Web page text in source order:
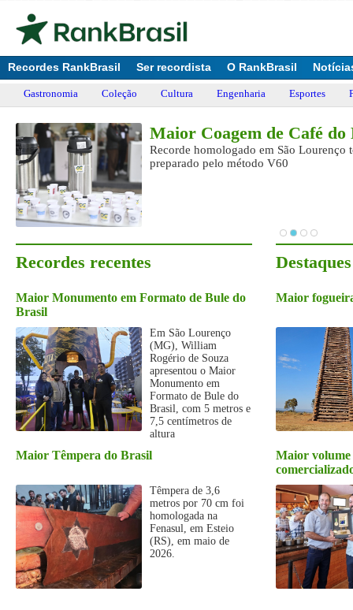
Recordes RankBrasil Ser recordista O RankBrasil
Gastronomia Coleção Cultura Engenharia Esportes
Maior Coagem de Café do
Recorde homologado em São Lourenço
preparado pelo método V60
Recordes recentes
Maior Monumento em Formato de Bule do
Brasil
Em São Lourenço
(MG), William
Rogério de Souza
apresentou o Maior
Monumento em
Formato de Bule do
Brasil, com 5 metros e
7,5 centímetros de
altura
Maior Têmpera do Brasil
Têmpera de 3,6
metros por 70 cm foi
homologada na
Fenasul, em Esteio
(RS), em maio de
2026.
Destaques
Maior
Maior volume